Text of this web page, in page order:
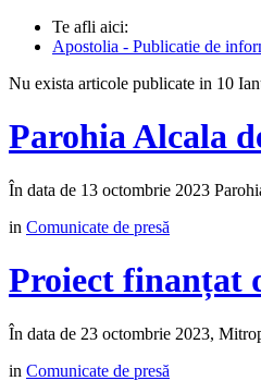
Te afli aici:
Apostolia - Publicatie de
Nu exista articole publicate in 10
Parohia Alcala
În data de 13 octombrie 2023
in Comunicate de presă
Proiect finanțat
În data de 23 octombrie 2023,
in Comunicate de presă